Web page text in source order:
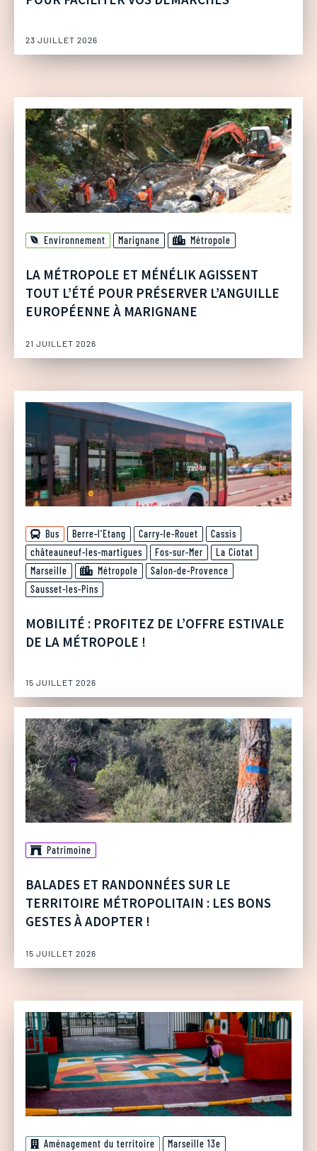
23 JUILLET 2026
Environnement Marignane Métropole
LA MÉTROPOLE ET MÉNÉLIK AGISSENT
TOUT L’ÉTÉ POUR PRÉSERVER L’ANGUILLE
EUROPÉENNE À MARIGNANE
21 JUILLET 2026
Bus Berre-l'Etang Carry-le-Rouet
Cassis
châteauneuf-les-martigues
Fos-sur-Mer
La Ciotat
Marseille
Métropole
Salon-de-Provence
Sausset-les-Pins
MOBILITÉ : PROFITEZ DE L’OFFRE ESTIVALE
DE LA MÉTROPOLE !
15 JUILLET 2026
Patrimoine
BALADES ET RANDONNÉES SUR LE
TERRITOIRE MÉTROPOLITAIN : LES BONS
GESTES À ADOPTER !
15 JUILLET 2026
Aménagement du territoire
Marseille 13e